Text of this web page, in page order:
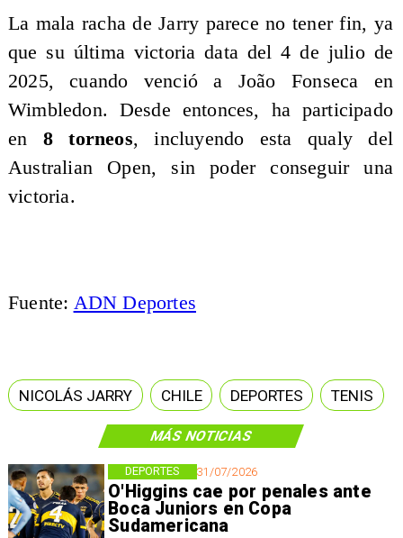
MÁS NOTICIAS
31/07/2026
O'Higgins cae por penales ante
Boca Juniors en Copa
Sudamericana
DEPORTES
La mala racha de Jarry parece no tener fin, ya
que su última victoria data del 4 de julio de
2025, cuando venció a João Fonseca en
Wimbledon. Desde entonces, ha participado
en 8 torneos, incluyendo esta qualy del
Australian Open, sin poder conseguir una
victoria.
Fuente: ADN Deportes
NICOLÁS JARRY CHILE DEPORTES TENIS